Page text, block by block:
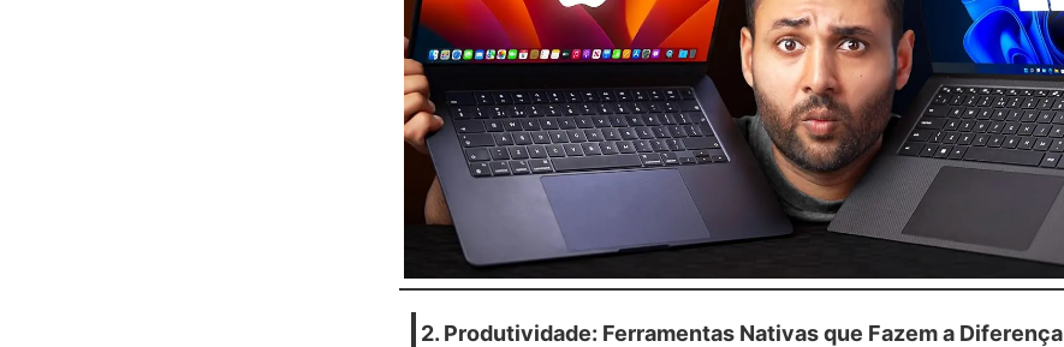
2. Produtividade: Ferramentas Nativas que Fazem a Diferença